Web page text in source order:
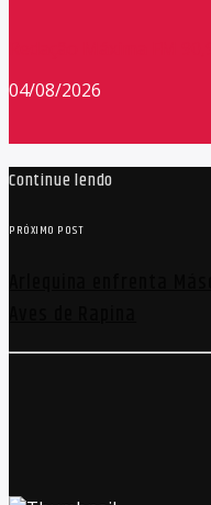
04/08/2026
Continue lendo
PRÓXIMO POST